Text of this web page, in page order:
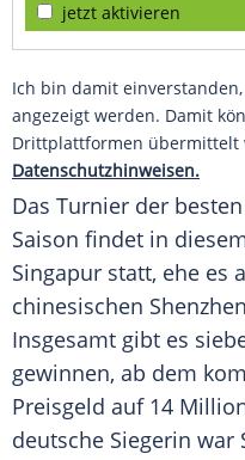
jetzt aktivieren
Ich bin damit
angezeigt werden. Damit
Drittplattformen übermittelt
Datenschutzhinweisen.
Das Turnier der
Saison findet in
Singapur statt, ehe es
chinesischen
Insgesamt gibt es
gewinnen, ab dem
Preisgeld auf 14
deutsche Siegerin war